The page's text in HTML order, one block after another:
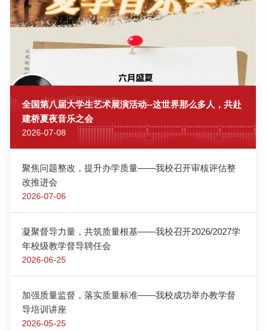
美
编
editor/
陈
思
Writer
/
陈
王
可
欣
徐
思
哲
Responsible
editor/
徐
全国第八届大学生艺术展演活动--这世界那么多人，共赴
建桥夏夜音乐之会
2026-07-08
聚焦问题整改，提升办学质量——我校召开审核评估整
改推进会
2026-07-06
凝聚督导力量，共筑质量根基——我校召开2026/2027学
年校级教学督导聘任会
2026-06-25
加强质量监督，落实质量标准——我校成功举办教学督
导培训讲座
2026-05-25